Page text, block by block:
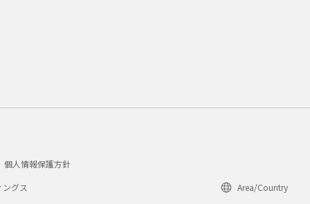
個人情報保護方針
グス
Area/Country